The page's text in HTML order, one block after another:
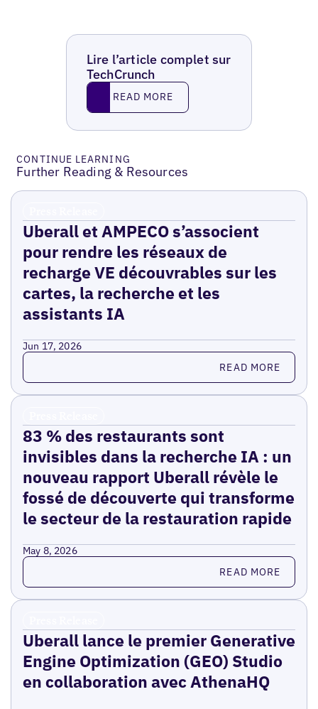
Lire l’article complet sur
TechCrunch
Read MoreREAD MORE
CONTINUE LEARNING
Further Reading & Resources
Uberall et AMPECO s’associent
pour rendre les réseaux de
recharge VE découvrables sur les
cartes, la recherche et les
assistants IA
Jun 17, 2026
Read more READ MORE
83 % des restaurants sont
invisibles dans la recherche IA : un
nouveau rapport Uberall révèle le
fossé de découverte qui transforme
le secteur de la restauration rapide
May 8, 2026
Read more READ MORE
Uberall lance le premier Generative
Engine Optimization (GEO) Studio
en collaboration avec AthenaHQ